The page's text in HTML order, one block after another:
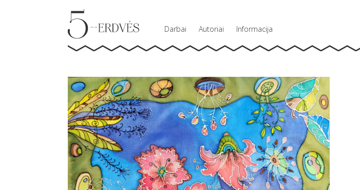
Darbai Autoriai Informacija